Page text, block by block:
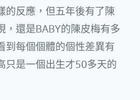
的反應，但五年後有了陳
，還是BABY的陳皮梅有多
到每個個體的個性差異有
只是一個出生才50多天的